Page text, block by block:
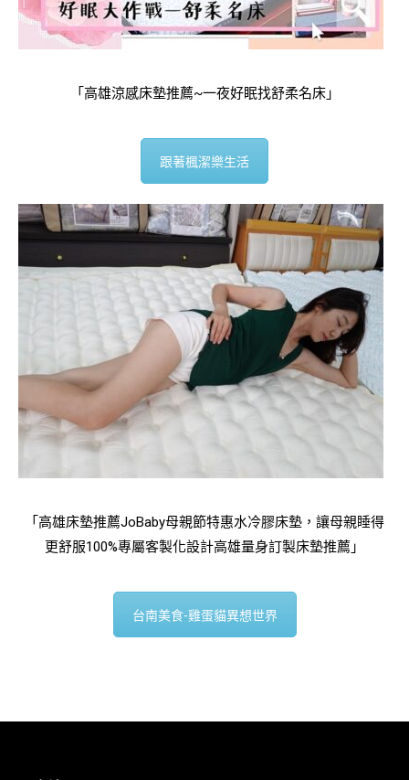
「高雄涼感床墊推薦~一夜好眠找舒柔名床」
跟著楓潔樂生活
「高雄床墊推薦JoBaby母親節特惠水冷膠床墊，讓母親睡得
更舒服100%專屬客製化設計高雄量身訂製床墊推薦」
台南美食-雞蛋貓異想世界